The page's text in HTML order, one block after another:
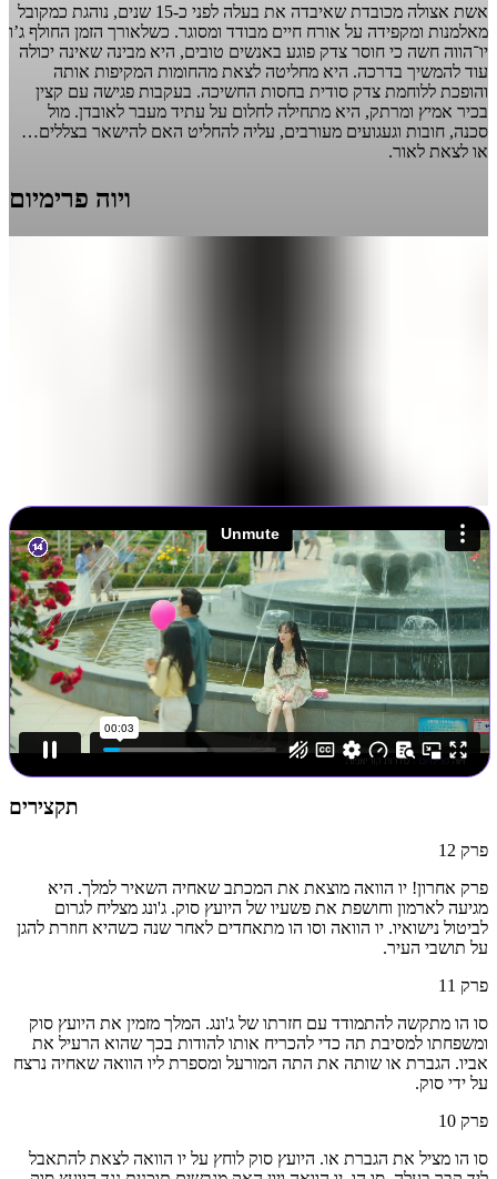
אשת אצולה מכובדת שאיבדה את בעלה לפני כ-15 שנים, נוהגת כמקובל
מאלמנות ומקפידה על אורח חיים מבודד ומסוגר. כשלאורך הזמן החולף ג’ו
יו־הווה חשה כי חוסר צדק פוגע באנשים טובים, היא מבינה שאינה יכולה
עוד להמשיך בדרכה. היא מחליטה לצאת מהחומות המקיפות אותה
והופכת ללוחמת צדק סודית בחסות החשיכה. בעקבות פגישה עם קצין
בכיר אמיץ ומרתק, היא מתחילה לחלום על עתיד מעבר לאובדן. מול
סכנה, חובות וגעגועים מעורבים, עליה להחליט האם להישאר בצללים…
או לצאת לאור.
ויוה פרימיום
תקצירים
פרק 12
פרק אחרון! יו הוואה מוצאת את המכתב שאחיה השאיר למלך. היא
מגיעה לארמון וחושפת את פשעיו של היועץ סוק. ג'ונג מצליח לגרום
לביטול נישואיו. יו הוואה וסו הו מתאחדים לאחר שנה כשהיא חוזרת להגן
על תושבי העיר.
פרק 11
סו הו מתקשה להתמודד עם חזרתו של ג'ונג. המלך מזמין את היועץ סוק
ומשפחתו למסיבת תה כדי להכריח אותו להודות בכך שהוא הרעיל את
אביו. הגברת או שותה את התה המורעל ומספרת ליו הוואה שאחיה נרצח
על ידי סוק.
פרק 10
סו הו מציל את הגברת או. היועץ סוק לוחץ על יו הוואה לצאת להתאבל